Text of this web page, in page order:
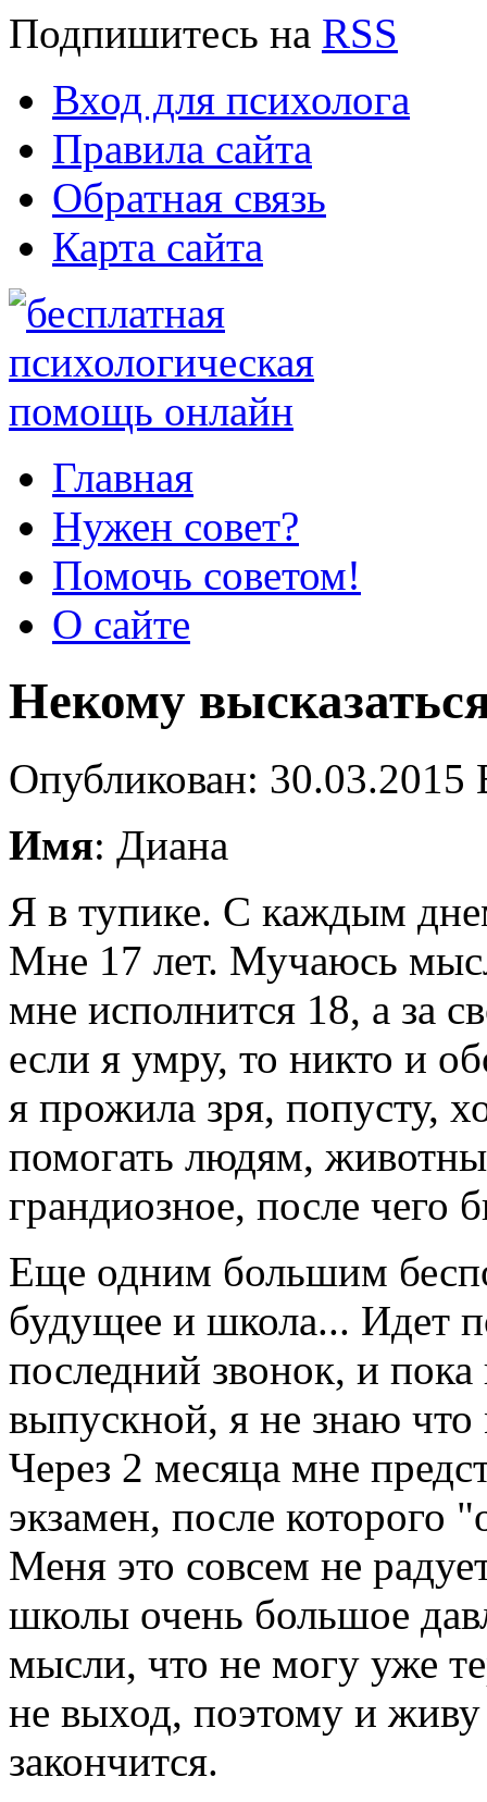
Подпишитесь на RSS
Вход для психолога
Правила сайта
Обратная связь
Карта сайта
Главная
Нужен совет?
Помочь советом!
О сайте
Некому
Опубликован:
Имя: Диана
Я в тупике. С каждым
Мне 17 лет. Мучаюсь
мне исполнится 18, а за
если я умру, то никто и
я прожила зря, попусту,
помогать людям,
грандиозное, после чего
Еще одним большим
будущее и школа... Идет
последний звонок, и
выпускной, я не знаю
Через 2 месяца мне
экзамен, после которого
Меня это совсем не
школы очень большое
мысли, что не могу уже
не выход, поэтому и живу
закончится.